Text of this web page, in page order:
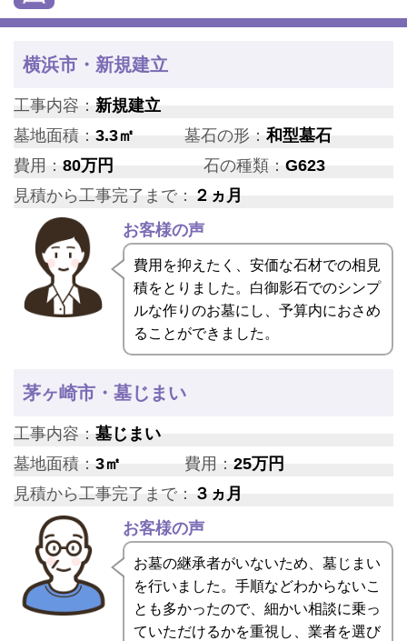
横浜市・新規建立
工事内容： 新規建立
墓地面積： 3.3㎡ 墓石の形：和型墓石
費用： 80万円 石の種類： G623
見積から工事完了まで： ２ヵ月
お客様の声
費用を抑えたく、安価な石材での相見
積をとりました。白御影石でのシンプ
ルな作りのお墓にし、予算内におさめ
ることができました。
茅ヶ崎市・墓じまい
工事内容： 墓じまい
墓地面積： 3㎡ 費用：25万円
見積から工事完了まで： ３ヵ月
お客様の声
お墓の継承者がいないため、墓じまい
を行いました。手順などわからないこ
とも多かったので、細かい相談に乗っ
ていただけるかを重視し、業者を選び